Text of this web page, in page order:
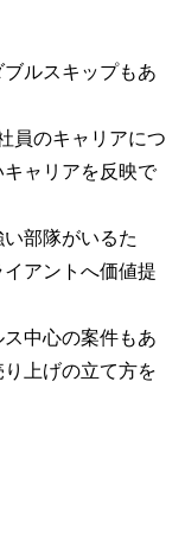
ルスキップもあ
員のキャリアにつ
ャリアを反映で
部隊がいるた
アントへ価値提
中心の案件もあ
上げの立て方を